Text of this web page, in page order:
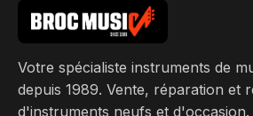
Votre spécialiste instruments de
depuis 1989. Vente, réparation et
d'instruments neufs et d'occasion.